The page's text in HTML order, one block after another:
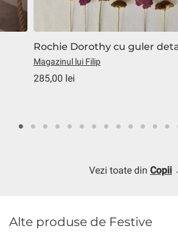
Rochie Dorothy cu guler
Magazinul lui Filip
285,00 lei
Vezi toate din Copii
Alte produse de Festive